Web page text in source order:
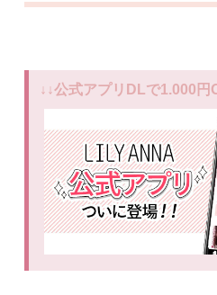
↓↓公式アプリDLで1.000円